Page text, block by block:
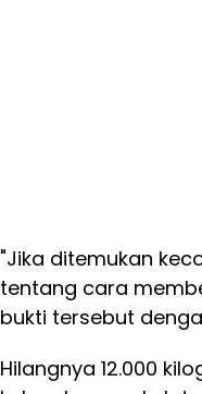
"Jika ditemukan
tentang cara
bukti tersebut
Hilangnya 12.000